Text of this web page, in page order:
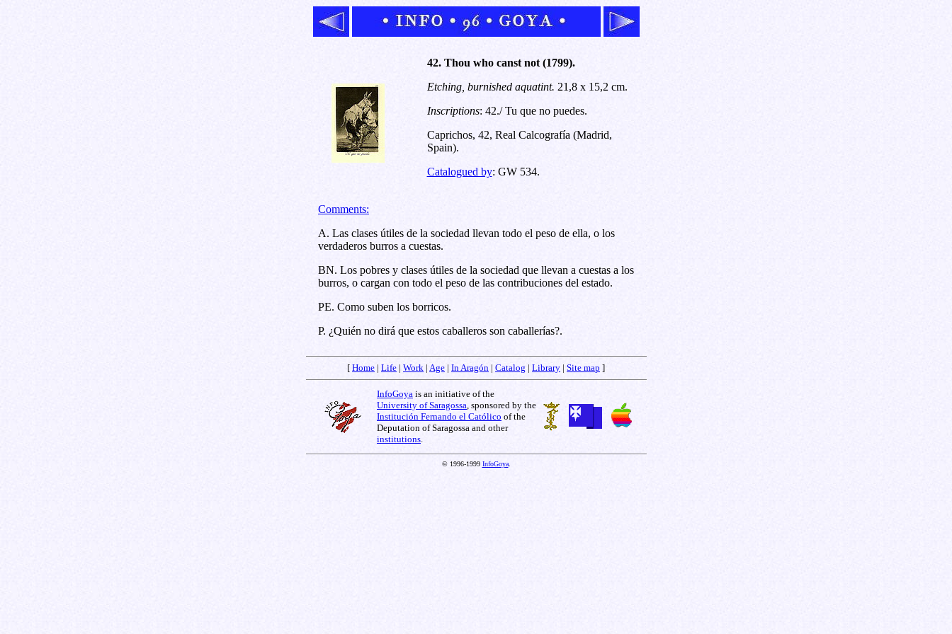
42. Thou who canst not (1799).
Etching, burnished aquatint. 21,8 x 15,2 cm.
Inscriptions: 42./ Tu que no puedes.
Caprichos, 42, Real Calcografía (Madrid,
Spain).
Catalogued by: GW 534.
Comments:
A. Las clases útiles de la sociedad llevan todo el peso de ella, o los
verdaderos burros a cuestas.
BN. Los pobres y clases útiles de la sociedad que llevan a cuestas a los
burros, o cargan con todo el peso de las contribuciones del estado.
PE. Como suben los borricos.
P. ¿Quién no dirá que estos caballeros son caballerías?.
[ Home | Life | Work | Age | In Aragón | Catalog | Library | Site map ]
InfoGoya is an initiative of the
University of Saragossa, sponsored by the
Institución Fernando el Católico of the
Deputation of Saragossa and other
institutions.
© 1996-1999 InfoGoya.